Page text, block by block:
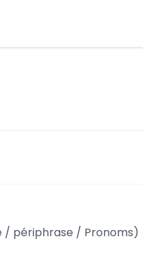
/ périphrase / Pronoms)